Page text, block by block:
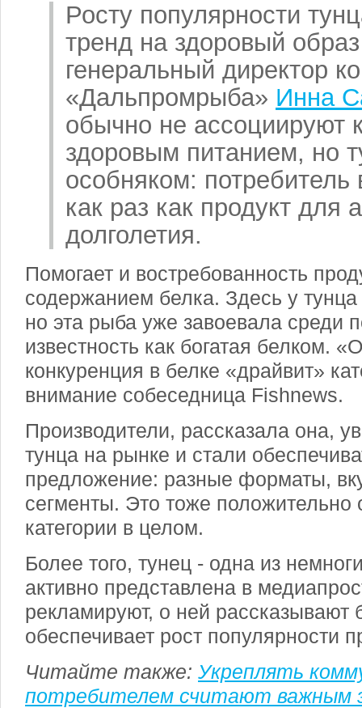
Росту популярности
тренд на здоровый
генеральный директор
«Дальпромрыба» Инна
обычно не ассоциируют
здоровым питанием, но
особняком: потребитель
как раз как продукт для
долголетия.
Помогает и востребованность
содержанием белка. Здесь у
но эта рыба уже завоевала среди
известность как богатая белком.
конкуренция в белке «драйвит»
внимание собеседница Fishnews.
Производители, рассказала она,
тунца на рынке и стали
предложение: разные форматы,
сегменты. Это тоже положительно
категории в целом.
Более того, тунец - одна из
активно представлена в
рекламируют, о ней рассказывают
обеспечивает рост популярности
Читайте также: Укреплять
потребителем считают важным